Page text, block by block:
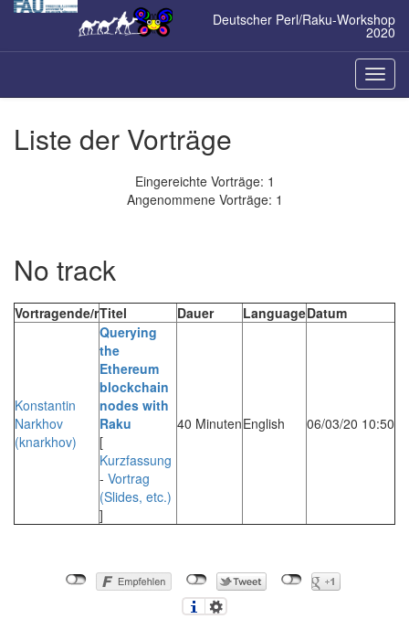
Zum
Deutscher Perl/Raku-Workshop
2020
ein-/
Liste der Vorträge
Eingereichte Vorträge: 1
Angenommene Vorträge: 1
No track
Vortragende/rTitel Dauer LanguageDatum
Konstantin
Narkhov
(‎knarkhov‎)
‎Querying
the
Ethereum
blockchain
nodes with
Raku‎
[
Kurzfassung
- Vortrag
(Slides, etc.)
]
40 MinutenEnglish 06/03/20 10:50